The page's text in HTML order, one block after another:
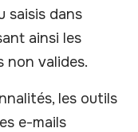
saisis dans
ainsi les
non valides.
les outils
e-mails